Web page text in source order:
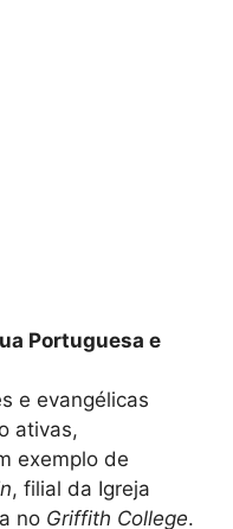
Portuguesa e
e evangélicas
ativas,
exemplo de
, filial da Igreja
no Griffith College.